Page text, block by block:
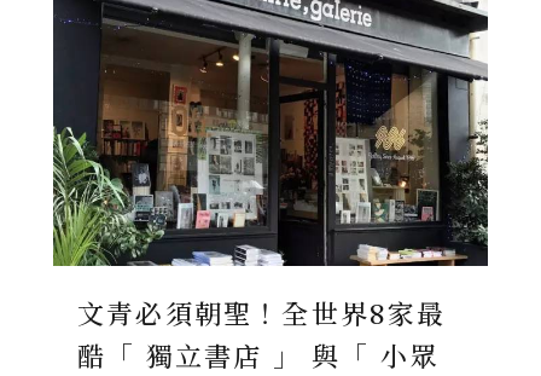
文青必須朝聖！全世界8家最
酷「 獨立書店 」 與「 小眾